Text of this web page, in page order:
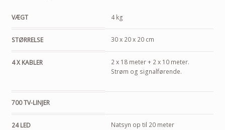
VÆGT 4 kg
STØRRELSE 30 x 20 x 20 cm
4 X KABLER
2 x 18 meter + 2 x 10 meter.
Strøm og signalførende.
700 TV-LINJER
24 LED Natsyn op til 20 meter